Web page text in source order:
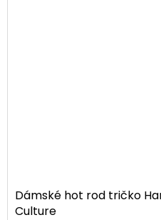
Dámské hot rod tričko
Culture